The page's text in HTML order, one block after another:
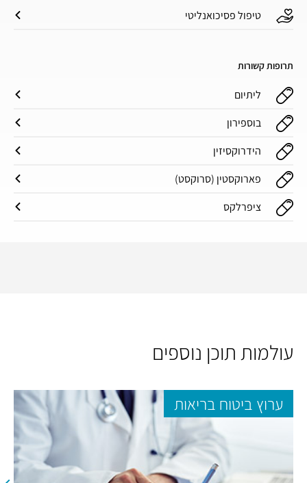
טיפול פסיכואנליטי
תרופות קשורות
ליתיום
בוספירון
הידרוקסיזין
פארוקסטין (סרוקסט)
ציפרלקס
עולמות תוכן נוספים
ערוץ ביטוח בריאות